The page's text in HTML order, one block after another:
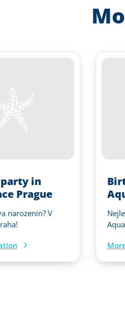
in
Prague
narozenin? V